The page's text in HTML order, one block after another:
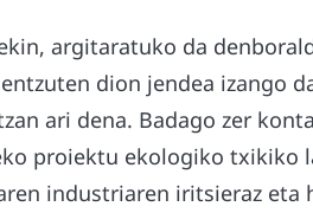
argitaratuko da
dion jendea izango
ari dena. Badago zer
proiektu ekologiko txikiko
industriaren iritsieraz eta